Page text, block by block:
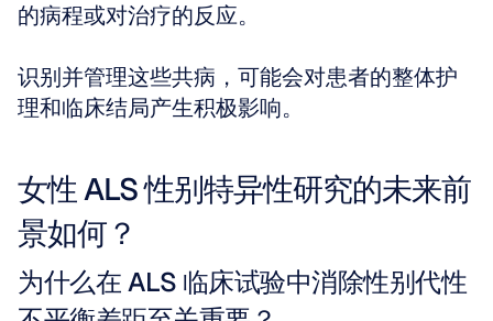
的病程或对治疗的反应。
识别并管理这些共病，可能会对患者的整体护
理和临床结局产生积极影响。
女性 ALS 性别特异性研究的未来前
景如何？
为什么在 ALS 临床试验中消除性别代性